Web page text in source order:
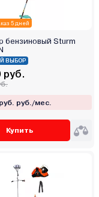
5 дней
бензиновый Sturm
ВЫБОР
руб.
руб./мес.
Купить